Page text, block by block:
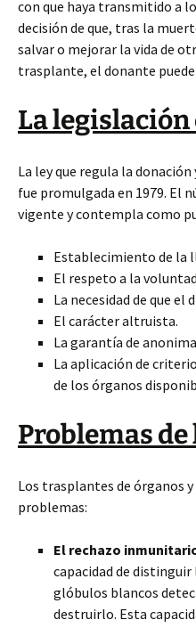
con que haya transmitido a
decisión de que, tras la
salvar o mejorar la vida de
trasplante, el donante
La
La ley que regula la
fue promulgada en 1979. El
vigente y contempla como
Establecimiento de la
El respeto a la
La necesidad de que
El carácter altruista.
La garantía de
La aplicación de
de los órganos
Problemas
Los trasplantes de órganos
problemas:
El rechazo
capacidad de
glóbulos blancos
destruirlo. Esta